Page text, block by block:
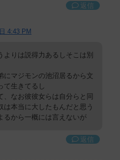
返信
4:43 PM
よりは説得力あるしそこは別
にマジモンの池沼居るから文
て生きてるし
、なお彼彼女らは自分らと同
は本当に大したもんだと思う
るから一概には言えないが
返信